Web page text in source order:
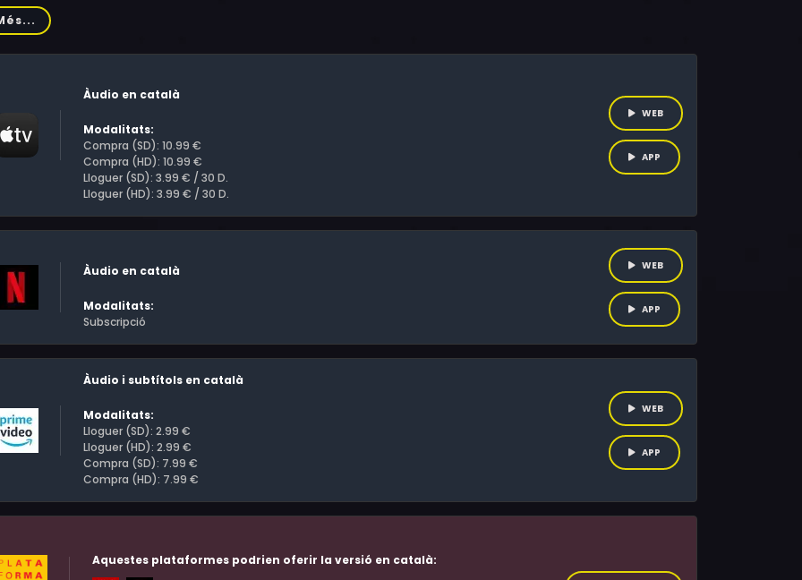
Malgrat tot, decideixen fer junts l'últim tros del camí.
Àudio en català
Modalitats:
Compra (SD): 10.99 €
Compra (HD): 10.99 €
Lloguer (SD): 3.99 € / 30 D.
Lloguer (HD): 3.99 € / 30 D.
WEB
APP
Àudio en català
Modalitats:
Subscripció
WEB
APP
Àudio i subtítols en català
Modalitats:
Lloguer (SD): 2.99 €
Lloguer (HD): 2.99 €
Compra (SD): 7.99 €
Compra (HD): 7.99 €
WEB
APP
Aquestes plataformes podrien oferir la versió en català: